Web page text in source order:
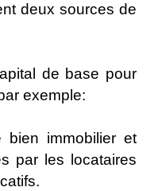
deux sources de
de base pour
exemple:
bien immobilier et
par les locataires